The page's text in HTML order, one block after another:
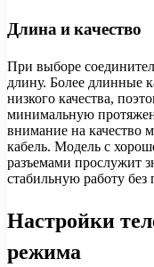
Длина и качество
При выборе
длину. Более длинные
низкого качества,
минимальную
внимание на качество
кабель. Модель с
разъемами прослужит
стабильную работу без
Настройки
режима